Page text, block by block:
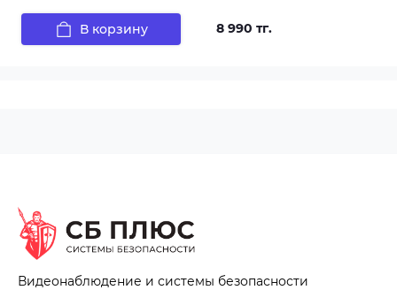
В корзину 8 990 тг.
Видеонаблюдение и системы безопасности